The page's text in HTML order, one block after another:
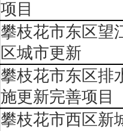
项目
攀枝花市东区望
区城市更新
攀枝花市东区排
施更新完善项目
攀枝花市西区新